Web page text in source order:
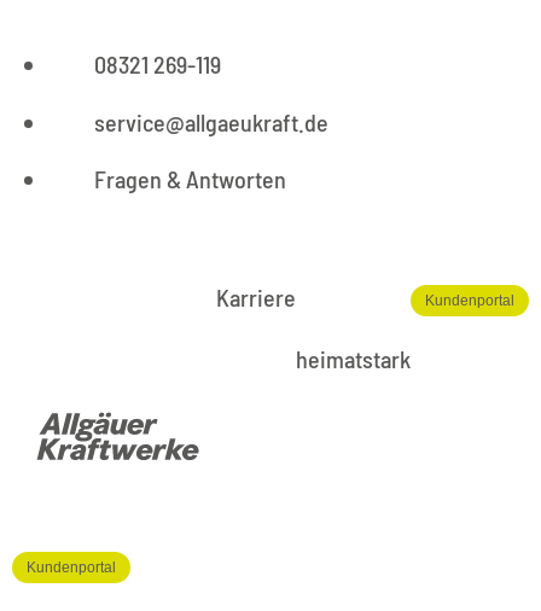
08321 269-119
service@allgaeukraft.de
Fragen & Antworten
Karriere
heimatstark
Kundenportal
Kundenportal